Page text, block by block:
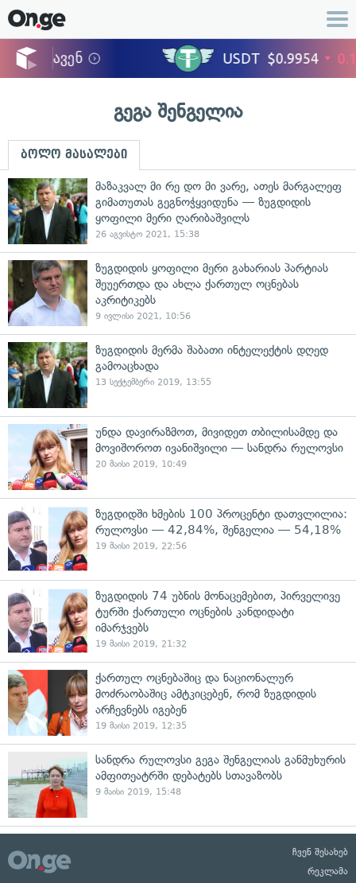
გეგა შენგელია
ბოლო მასალები
მაზაკვალ მი რე დო მი ვარე, ათეს მარგალეფ
გიმათუთას გეგნოჭყვიდუნა — ზუგდიდის
ყოფილი მერი ღარიბაშვილს
26 აგვისტო 2021, 15:38
ზუგდიდის ყოფილი მერი გახარიას პარტიას
შეუერთდა და ახლა ქართულ ოცნებას
აკრიტიკებს
9 ივლისი 2021, 10:56
ზუგდიდის მერმა შაბათი ინტელექტის დღედ
გამოაცხადა
13 სექტემბერი 2019, 13:55
უნდა დავირაზმოთ, მივიდეთ თბილისამდე და
მოვიშოროთ ივანიშვილი — სანდრა რულოვსი
20 მაისი 2019, 10:49
ზუგდიდში ხმების 100 პროცენტი დათვლილია:
რულოვსი — 42,84%, შენგელია — 54,18%
19 მაისი 2019, 22:56
ზუგდიდის 74 უბნის მონაცემებით, პირველივე
ტურში ქართული ოცნების კანდიდატი
იმარჯვებს
19 მაისი 2019, 21:32
ქართულ ოცნებაშიც და ნაციონალურ
მოძრაობაშიც ამტკიცებენ, რომ ზუგდიდის
არჩევნებს იგებენ
19 მაისი 2019, 12:35
სანდრა რულოვსი გეგა შენგელიას განმუხურის
ამფითეატრში დებატებს სთავაზობს
9 მაისი 2019, 15:48
ჩვენ შესახებ
რეკლამა